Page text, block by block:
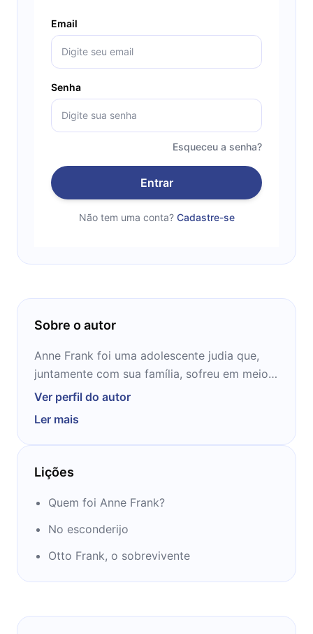
Email
Senha
Esqueceu a senha?
Entrar
Não tem uma conta? Cadastre-se
Sobre o autor
Anne Frank foi uma adolescente judia que,
juntamente com sua família, sofreu em meio à
perseguição nazista no horror do Holocausto.
em que a autora viveu em um esconderijo em
Amsterdã, na Holanda, antes da traição que
levou a família Frank a campos de
concentração.
Ver perfil do autor
Ler mais
Lições
Quem foi Anne Frank?
No esconderijo
Otto Frank, o sobrevivente